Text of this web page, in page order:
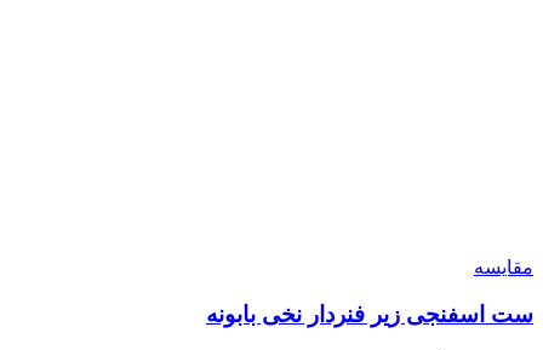
مقایسه
ست اسفنجی زیر فنردار نخی بابونه